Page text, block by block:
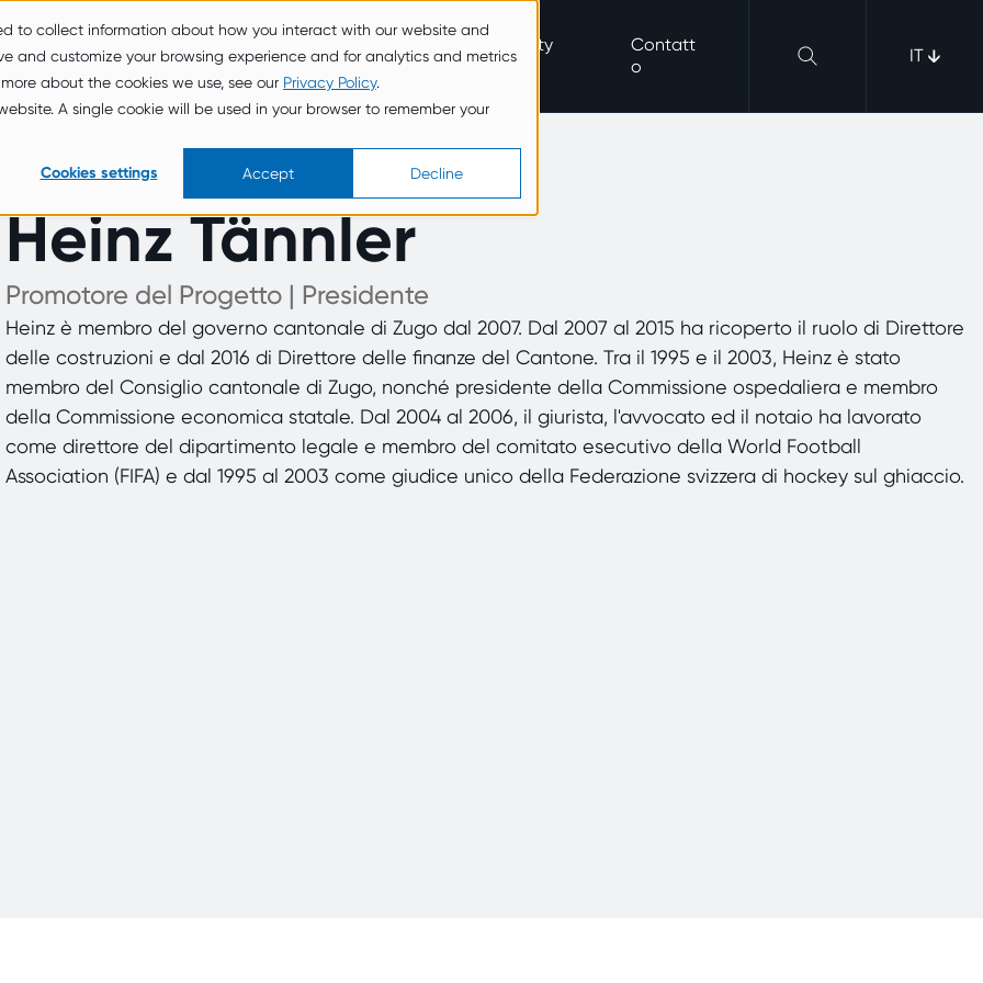
to collect information about how you interact with our website and
and customize your browsing experience and for analytics and metrics
about the cookies we use, see our Privacy Policy.
A single cookie will be used in your browser to remember your
Cookies settings Accept Decline
IT
i
Noi
New
s
Vulnerability
Hub
Contatt
o
Heinz Tännler
Promotore del Progetto | Presidente
Heinz è membro del governo cantonale di Zugo dal 2007. Dal 2007 al 2015 ha ricoperto il ruolo di Direttore
delle costruzioni e dal 2016 di Direttore delle finanze del Cantone. Tra il 1995 e il 2003, Heinz è stato
membro del Consiglio cantonale di Zugo, nonché presidente della Commissione ospedaliera e membro
della Commissione economica statale. Dal 2004 al 2006, il giurista, l'avvocato ed il notaio ha lavorato
come direttore del dipartimento legale e membro del comitato esecutivo della World Football
Association (FIFA) e dal 1995 al 2003 come giudice unico della Federazione svizzera di hockey sul ghiaccio.